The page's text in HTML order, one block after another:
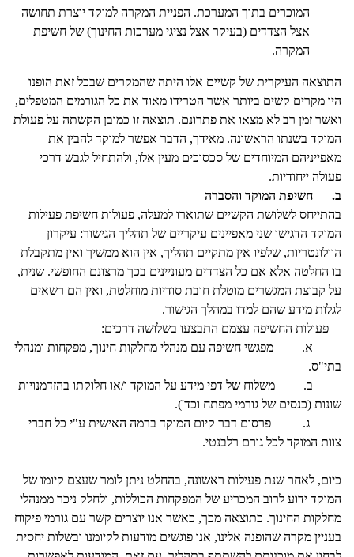
המוכרים בתוך המערכת. הפניית המקרה למוקד יוצרת תחושה
אצל הצדדים (בעיקר אצל נציגי מערכות החינוך) של חשיפת
המקרה.
התוצאה העיקרית של קשיים אלו היתה שהמקרים שבכל זאת הופנו
היו מקרים קשים ביותר אשר הטרידו מאוד את כל הגורמים המטפלים,
ואשר זמן רב לא מצאו את פתרונם. תוצאה זו כמובן הקשתה על פעולת
המוקד בשנתו הראשונה. מאידך, הדבר אפשר למוקד להבין את
מאפייניהם המיוחדים של סכסוכים מעין אלו, ולהתחיל לגבש דרכי
פעולה ייחודיות.
ב. חשיפת המוקד והסברה
בהתייחס לשלושת הקשיים שתוארו למעלה, פעולות חשיפת פעילות
המוקד הדגישו שני מאפיינים עיקריים של תהליך הגישור: עיקרון
הוולונטריות, שלפיו אין מתקיים תהליך, אין הוא ממשיך ואין מתקבלת
בו החלטה אלא אם כל הצדדים מעוניינים בכך מרצונם החופשי. שנית,
על קבוצת המגשרים מוטלת חובת סודיות מוחלטת, ואין הם רשאים
לגלות מידע שהם למדו במהלך הגישור.
פעולות החשיפה עצמם התבצעו בשלושה דרכים:
א. מפגשי חשיפה עם מנהלי מחלקות חינוך, מפקחות ומנהלי
בתי"ס.
ב. משלוח של דפי מידע על המוקד ו/או חלוקתו בהזדמנויות
שונות (כנסים של גורמי מפתח וכד').
ג. פרסום דבר קיום המוקד ברמה האישית ע"י כל חברי
צוות המוקד לכל גורם רלבנטי.
כיום, לאחר שנת פעילות ראשונה, בהחלט ניתן לומר שעצם קיומו של
המוקד ידוע לרוב המכריע של המפקחות הכוללות, ולחלק ניכר ממנהלי
מחלקות החינוך. כתוצאה מכך, כאשר אנו יוצרים קשר עם גורמי פיקוח
בעניין מקרה שהופנה אלינו, אנו פוגשים מודעות לקיומנו ובשלות יחסית